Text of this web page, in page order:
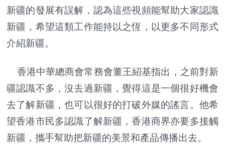
新疆的發展有誤解，認為這些視頻能幫助大家認識
新疆，希望這類工作能持以之恆，以更多不同形式
介紹新疆。
香港中華總商會常務會董王紹基指出，之前對新
疆認識不多，沒去過新疆，覺得這是一個很好機會
去了解新疆，也可以很好的打破外媒的謠言。他希
望香港市民多認識了解新疆，香港商界亦要多接觸
新疆，攜手幫助把新疆的美景和產品傳播出去。